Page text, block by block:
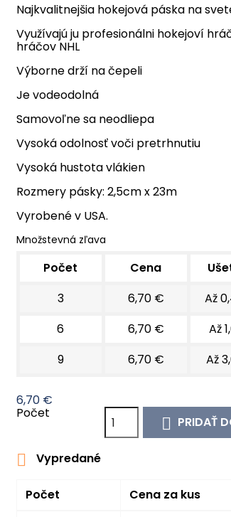
Najkvalitnejšia hokejová páska na
Využívajú ju profesionálni hokejoví
hráčov NHL
Výborne drží na čepeli
Je vodeodolná
Samovoľne sa neodliepa
Vysoká odolnosť voči pretrhnutiu
Vysoká hustota vlákien
Rozmery pásky: 2,5cm x 23m
Vyrobené v USA.
Množstevná zľava
Počet Cena
3
6,70 €
Až
6
6,70 €
Až
9
6,70 € Až
6,70 €
Počet
 PRIDAŤ
 Vypredané
Počet
Cena za kus